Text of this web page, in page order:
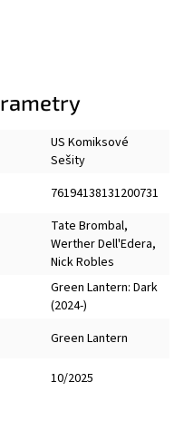
US Komiksové
Sešity
76194138131200731
Tate Brombal,
Werther Dell'Edera,
Nick Robles
Green Lantern: Dark
(2024-)
Green Lantern
10/2025